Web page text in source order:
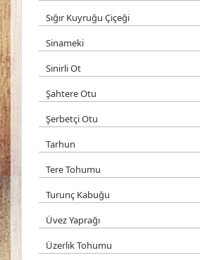
Sığır Kuyruğu Çiçeği
Sinameki
Sinirli Ot
Şahtere Otu
Şerbetçi Otu
Tarhun
Tere Tohumu
Turunç Kabuğu
Üvez Yaprağı
Üzerlik Tohumu